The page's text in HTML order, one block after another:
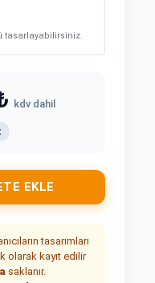
tasarlayabilirsiniz.
kdv dahil
EKLE
tasarımları
olarak kayıt edilir
saklanır.